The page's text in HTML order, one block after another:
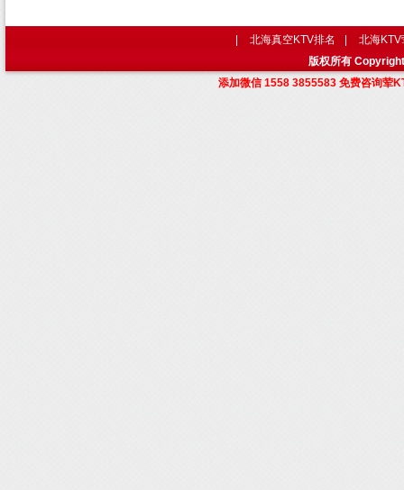
版权所有
添加微信 1558 3855583 免费咨询荤
北海真空KTV排名 北海KTV